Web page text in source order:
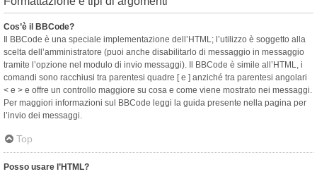
Cos’è il BBCode?
Il BBCode è una speciale implementazione dell’HTML; l’utilizzo è soggetto alla
scelta dell’amministratore (puoi anche disabilitarlo di messaggio in messaggio
tramite l’opzione nel modulo di invio messaggi). Il BBCode è simile all’HTML, i
comandi sono racchiusi tra parentesi quadre [ e ] anziché tra parentesi angolari
< e > e offre un controllo maggiore su cosa e come viene mostrato nei messaggi.
Per maggiori informazioni sul BBCode leggi la guida presente nella pagina per
l’invio dei messaggi.
Top
Posso usare l’HTML?